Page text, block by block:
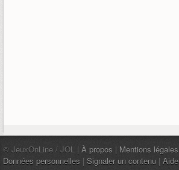
© JeuxOnLine / JOL | À propos | Mentions légales
Données personnelles | Signaler un contenu | Aide